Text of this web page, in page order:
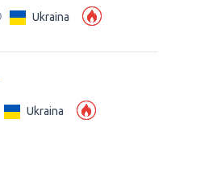
Ukraina
Ukraina